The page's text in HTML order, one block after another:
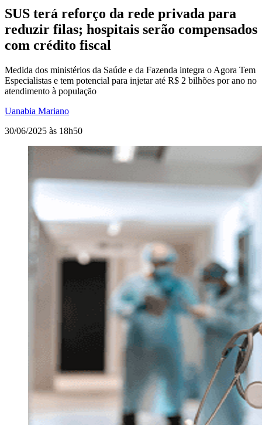
SUS terá reforço da rede privada para
reduzir filas; hospitais serão compensados
com crédito fiscal
Medida dos ministérios da Saúde e da Fazenda integra o Agora Tem
Especialistas e tem potencial para injetar até R$ 2 bilhões por ano no
atendimento à população
Uanabia Mariano
30/06/2025 às 18h50